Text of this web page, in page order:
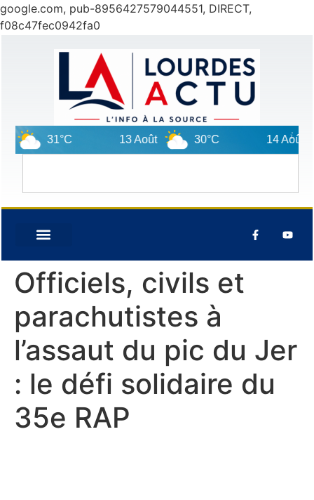
google.com, pub-8956427579044551, DIRECT,
f08c47fec0942fa0
13 Août 30°C 14 Août
Officiels, civils et
parachutistes à
l’assaut du pic du Jer
: le défi solidaire du
35e RAP